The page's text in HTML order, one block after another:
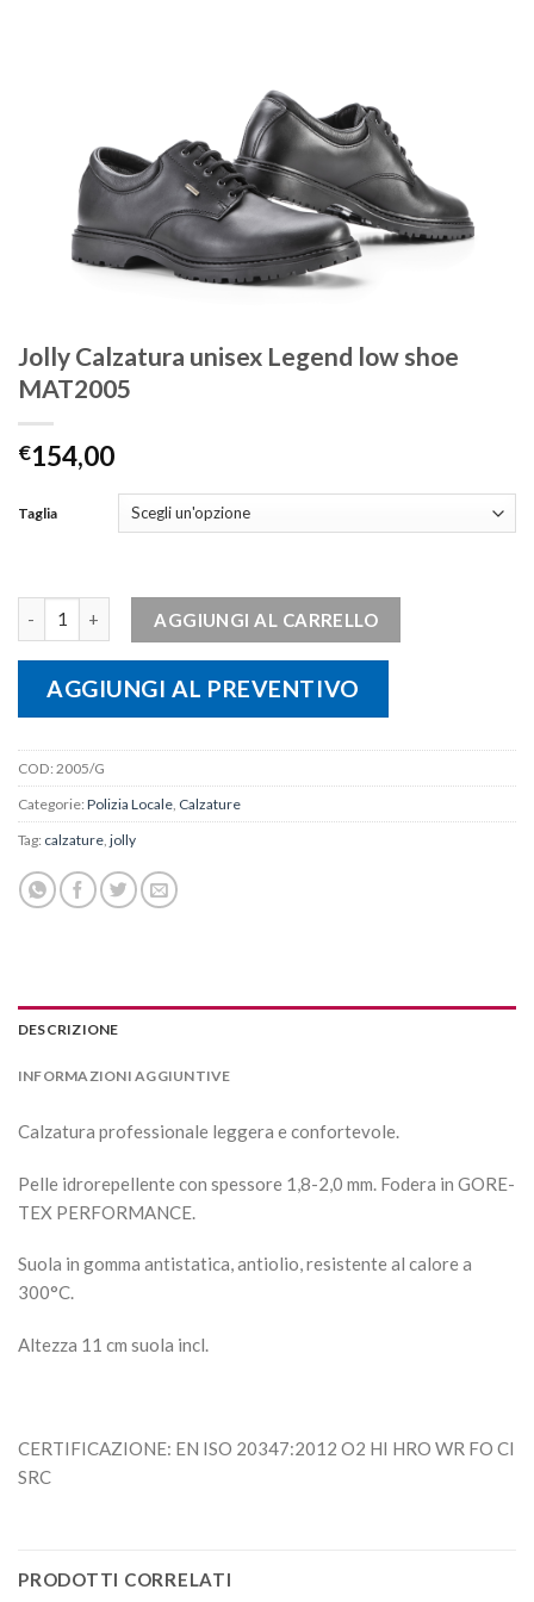
Jolly Calzatura unisex Legend low shoe
MAT2005
€154,00
Taglia
AGGIUNGI AL CARRELLO
AGGIUNGI AL PREVENTIVO
COD: 2005/G
Categorie: Polizia Locale Calzature
Tag: calzature jolly
DESCRIZIONE
INFORMAZIONI AGGIUNTIVE
Calzatura professionale leggera e confortevole.
Pelle idrorepellente con spessore 1,8-2,0 mm. Fodera in GORE-
TEX PERFORMANCE.
Suola in gomma antistatica, antiolio, resistente al calore a
300°C.
Altezza 11 cm suola incl.
CERTIFICAZIONE: EN ISO 20347:2012 O2 HI HRO WR FO CI
SRC
PRODOTTI CORRELATI